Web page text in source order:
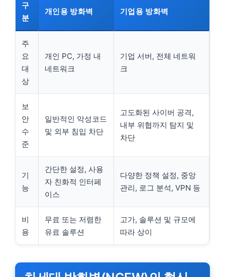
구
분
개인용 방화벽 기업용 방화벽
주
요
대
상
개인 PC, 가정 내
네트워크
기업 서버, 전체 네트워
크
보
안
수
준
일반적인 악성코드
및 외부 침입 차단
고도화된 사이버 공격,
내부 위협까지 탐지 및
차단
기
능
간단한 설정, 사용
자 친화적 인터페
이스
다양한 정책 설정, 중앙
관리, 로그 분석, VPN 등
비
용
무료 또는 저렴한
유료 솔루션
고가, 솔루션 및 규모에
따라 상이